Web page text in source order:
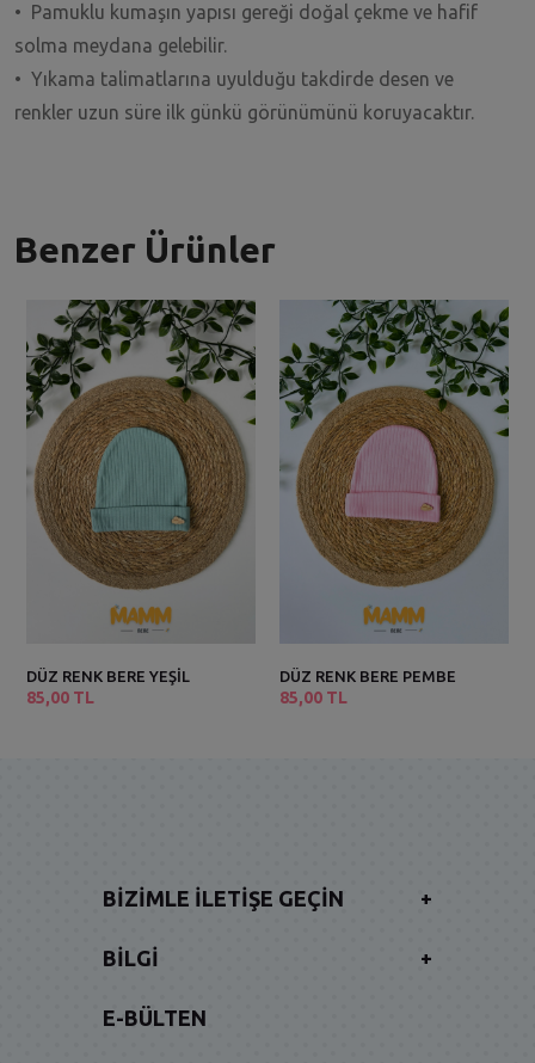
• Pamuklu kumaşın yapısı gereği doğal çekme ve hafif
solma meydana gelebilir.
• Yıkama talimatlarına uyulduğu takdirde desen ve
renkler uzun süre ilk günkü görünümünü koruyacaktır.
Benzer Ürünler
DÜZ RENK BERE YEŞİL
85,00 TL
DÜZ RENK BERE PEMBE
85,00 TL
BIZIMLE İLETIŞE GEÇIN +
BILGI +
E-BÜLTEN